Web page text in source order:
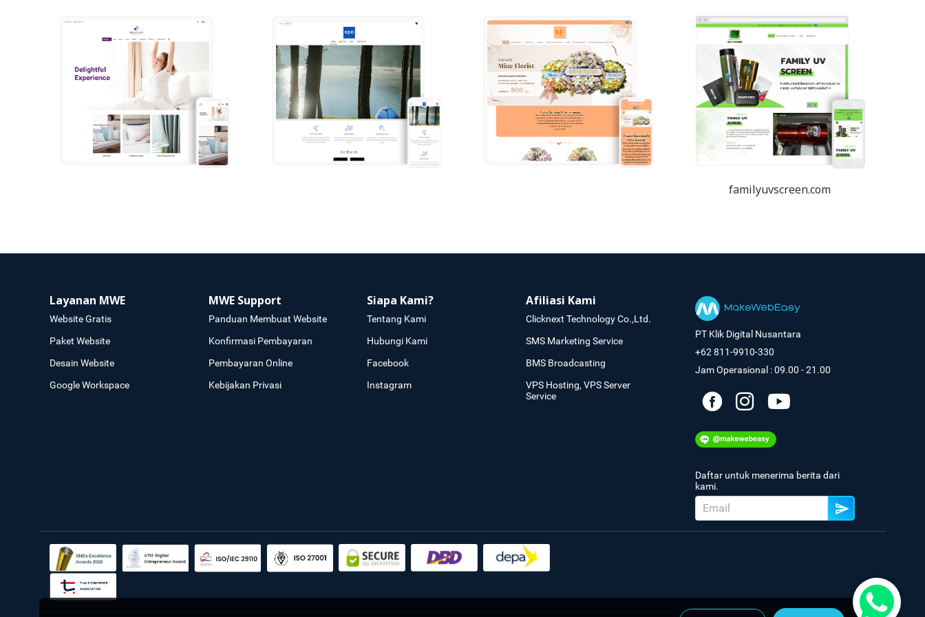
familyuvscreen.com
Layanan MWE
Website Gratis
Paket Website
Desain Website
Google Workspace
MWE Support
Panduan Membuat Website
Konfirmasi Pembayaran
Pembayaran Online
Kebijakan Privasi
Siapa Kami?
Tentang Kami
Hubungi Kami
Facebook
Instagram
Afiliasi Kami
Clicknext Technology Co.,Ltd.
SMS Marketing Service
BMS Broadcasting
VPS Hosting, VPS Server
Service
PT Klik Digital Nusantara
+62 811-9910-330
Jam Operasional : 09.00 - 21.00
Daftar untuk menerima berita dari
kami.